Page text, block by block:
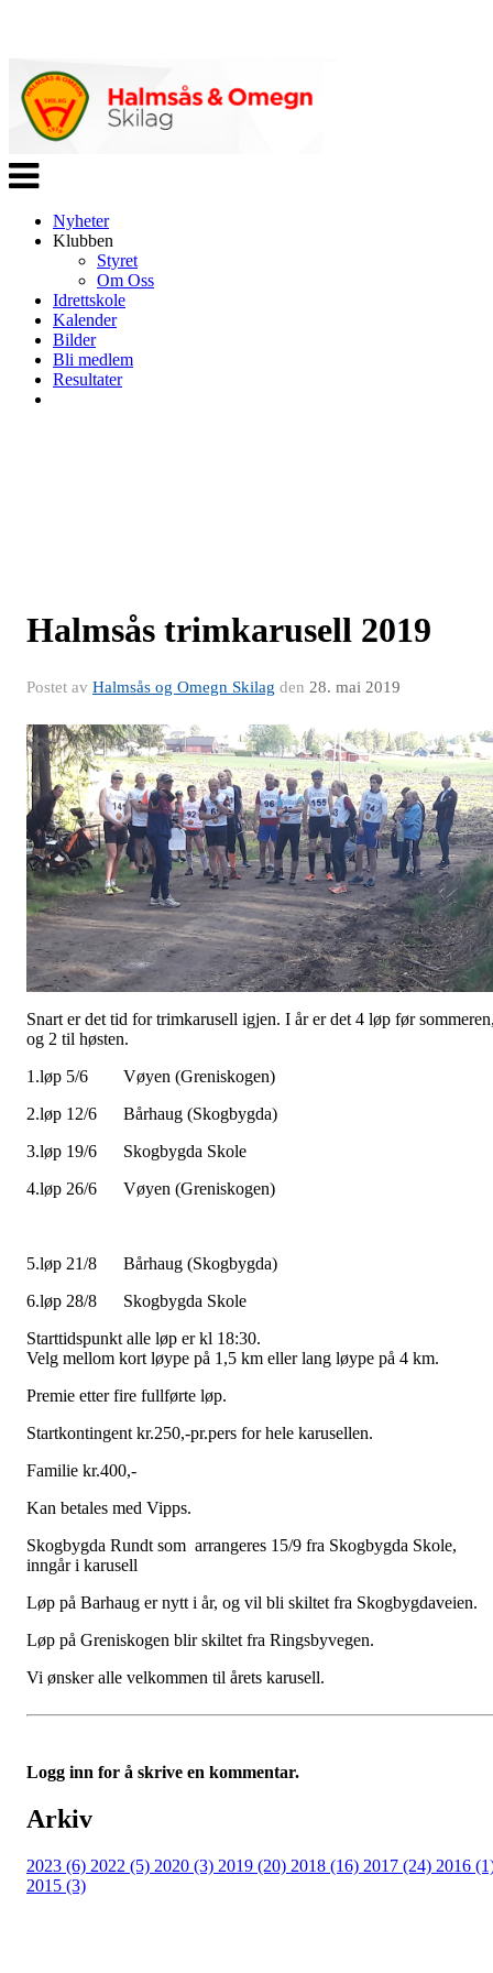
Veksle
navigasjon
Nyheter
Klubben
Styret
Om Oss
Idrettskole
Kalender
Bilder
Bli medlem
Resultater
Halmsås trimkarusell 2019
Postet av Halmsås og Omegn Skilag den 28. mai 2019
Snart er det tid for trimkarusell igjen. I år er det 4 løp før
og 2 til høsten.
1.løp 5/6 Vøyen (Greniskogen)
2.løp 12/6 Bårhaug (Skogbygda)
3.løp 19/6 Skogbygda Skole
4.løp 26/6 Vøyen (Greniskogen)
5.løp 21/8 Bårhaug (Skogbygda)
6.løp 28/8 Skogbygda Skole
Starttidspunkt alle løp er kl 18:30.
Velg mellom kort løype på 1,5 km eller lang løype på 4 km.
Premie etter fire fullførte løp.
Startkontingent kr.250,-pr.pers for hele karusellen.
Familie kr.400,-
Kan betales med Vipps.
Skogbygda Rundt som arrangeres 15/9 fra Skogbygda Skole,
inngår i karusell
Løp på Barhaug er nytt i år, og vil bli skiltet fra Skogbygdaveien.
Løp på Greniskogen blir skiltet fra Ringsbyvegen.
Vi ønsker alle velkommen til årets karusell.
Logg inn for å skrive en kommentar.
Arkiv
2023 (6) 2022 (5) 2020 (3) 2019 (20) 2018 (16) 2017 (24) 2016
2015 (3)